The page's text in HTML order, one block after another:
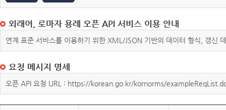
외래어, 로마자 용례 오픈 API 서비스 이용 안내
연계 표준 서비스를 이용하기 위한 XML/JSON 기반의 데이터 형식, 갱신
요청 메시지 명세
오픈 API 요청 URL : https://korean.go.kr/kornorms/